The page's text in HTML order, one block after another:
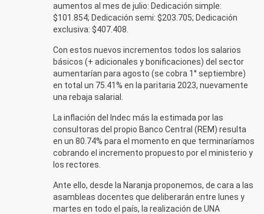
aumentos al mes de julio: Dedicación simple:
$101.854; Dedicación semi: $203.705; Dedicación
exclusiva: $407.408.
Con estos nuevos incrementos todos los salarios
básicos (+ adicionales y bonificaciones) del sector
aumentarían para agosto (se cobra 1° septiembre)
en total un 75.41% en la paritaria 2023, nuevamente
una rebaja salarial.
La inflación del Indec más la estimada por las
consultoras del propio Banco Central (REM) resulta
en un 80.74% para el momento en que terminaríamos
cobrando el incremento propuesto por el ministerio y
los rectores.
Ante ello, desde la Naranja proponemos, de cara a las
asambleas docentes que deliberarán entre lunes y
martes en todo el país, la realización de UNA